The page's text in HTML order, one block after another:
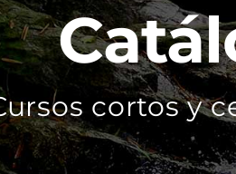
cortos y